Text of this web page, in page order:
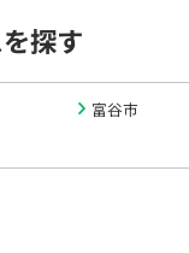
探す
富谷市